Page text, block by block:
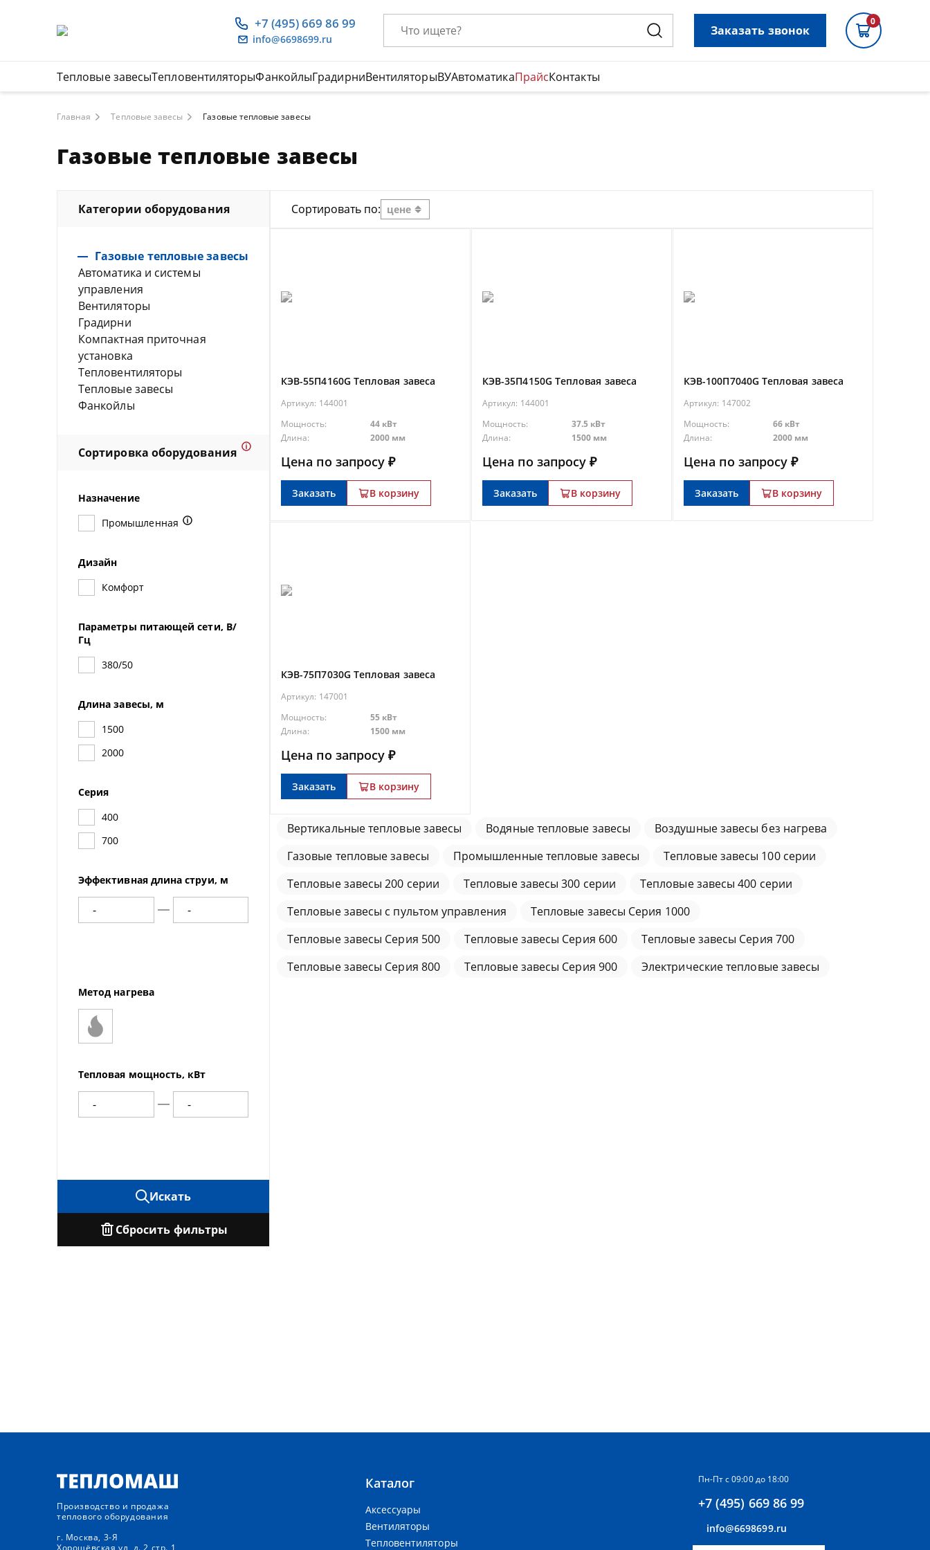
+7 (495) 669 86 99
info@6698699.ru
Заказать звонок
0
Тепловые завесыТепловентиляторыФанкойлыГрадирниВентиляторыВУАвтоматикаПрайсКонтакты
Главная Тепловые завесы Газовые тепловые завесы
Газовые тепловые завесы
Категории оборудования
Газовые тепловые завесы
Автоматика и системы
управления
Вентиляторы
Градирни
Компактная приточная
установка
Тепловентиляторы
Тепловые завесы
Фанкойлы
Сортировка оборудования
Назначение
Промышленная
Дизайн
Комфорт
Параметры питающей сети, В/
Гц
380/50
Длина завесы, м
1500
2000
Серия
400
700
Эффективная длина струи, м
Метод нагрева
Тепловая мощность, кВт
Искать
Сбросить фильтры
Сортировать по: цене
КЭВ-55П4160G Тепловая завеса
Артикул: 144001
Мощность:
44 кВт
Длина:
2000 мм
Цена по запросу ₽
Заказать В корзину
КЭВ-35П4150G Тепловая завеса
Артикул: 144001
Мощность:
37.5 кВт
Длина:
1500 мм
Цена по запросу ₽
Заказать В корзину
КЭВ-100П7040G Тепловая завеса
Артикул: 147002
Мощность:
66 кВт
Длина:
2000 мм
Цена по запросу ₽
Заказать В корзину
КЭВ-75П7030G Тепловая завеса
Артикул: 147001
Мощность:
55 кВт
Длина:
1500 мм
Цена по запросу ₽
Заказать В корзину
Вертикальные тепловые завесы Водяные тепловые завесы
Воздушные завесы без нагрева
Газовые тепловые завесы
Промышленные тепловые завесы
Тепловые завесы 100 серии
Тепловые завесы 200 серии
Тепловые завесы 300 серии
Тепловые завесы 400 серии
Тепловые завесы с пультом управления
Тепловые завесы Серия 1000
Тепловые завесы Серия 500
Тепловые завесы Серия 600
Тепловые завесы Серия 700
Тепловые завесы Серия 800
Тепловые завесы Серия 900 Электрические тепловые завесы
Производство и продажа
теплового оборудования
г. Москва, 3-Я
Хорошёвская ул, д. 2 стр. 1
Каталог
Аксессуары
Вентиляторы
Тепловентиляторы
Пн-Пт с 09:00 до 18:00
+7 (495) 669 86 99
info@6698699.ru